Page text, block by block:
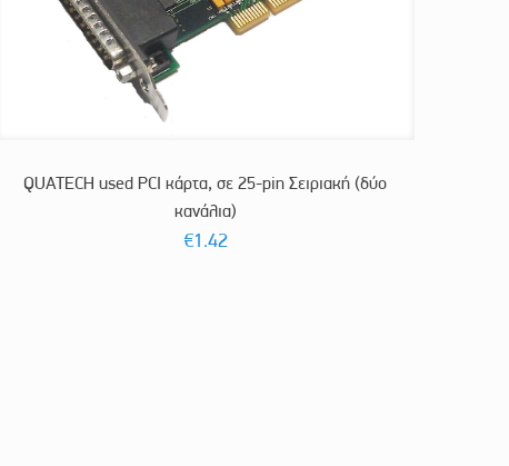
QUATECH used PCI κάρτα, σε 25-pin Σειριακή (δύο
κανάλια)
€1.42